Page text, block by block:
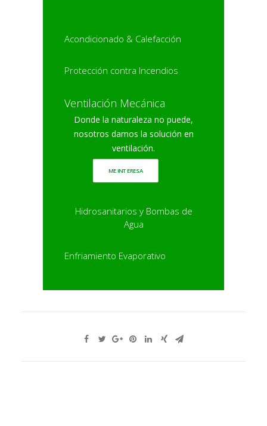
Acondicionado & Calefacción
Protección contra Incendios
Ventilación Mecánica
Donde la naturaleza no puede,
nosotros damos la solución en
ventilación.
ME INTERESA
Hidrosanitarios y Bombas de
Agua
Enfriamiento Evaporativo